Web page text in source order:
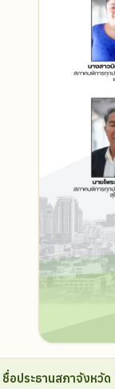
ชื่อประธานสภาจังหวัด